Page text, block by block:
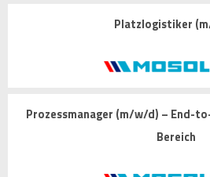
Platzlogistiker
Prozessmanager (m/w/d) – End-
Bereich